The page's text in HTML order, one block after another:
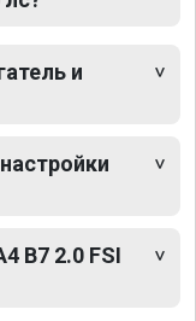
и
B7 2.0 FSI